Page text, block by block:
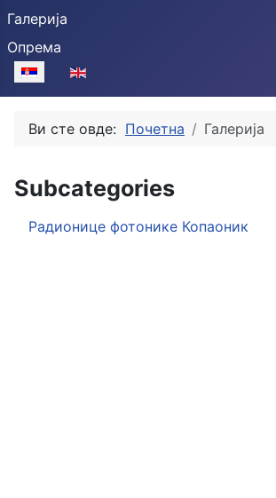
Галерија
Опрема
Изаберите ваш језик
Ви сте овде: Почетна Галерија
Subcategories
Радионице фотонике Копаоник